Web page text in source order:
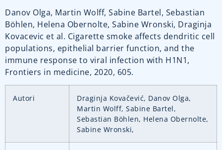
Danov Olga, Martin Wolff, Sabine Bartel, Sebastian
Böhlen, Helena Obernolte, Sabine Wronski, Draginja
Kovacevic et al. Cigarette smoke affects dendritic cell
populations, epithelial barrier function, and the
immune response to viral infection with H1N1,
Frontiers in medicine, 2020, 605.
Autori
Draginja Kovačević, Danov Olga,
Martin Wolff, Sabine Bartel,
Sebastian Böhlen, Helena Obernolte,
Sabine Wronski,